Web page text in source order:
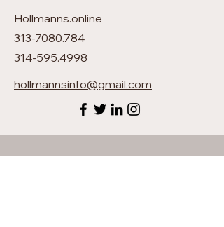
Hollmanns.online
313-7080.784
314-595.4998
hollmannsinfo@gmail.com